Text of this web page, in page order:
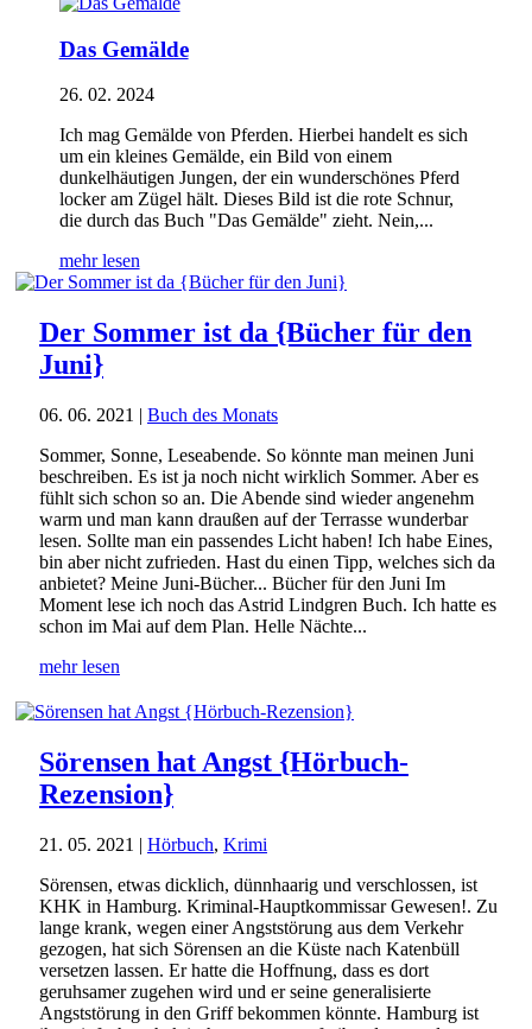
Das Gemälde
26. 02. 2024
Ich mag Gemälde von Pferden. Hierbei handelt es sich
um ein kleines Gemälde, ein Bild von einem
dunkelhäutigen Jungen, der ein wunderschönes Pferd
locker am Zügel hält. Dieses Bild ist die rote Schnur,
die durch das Buch "Das Gemälde" zieht. Nein,...
mehr lesen
Der Sommer ist da {Bücher für den
Juni}
06. 06. 2021 | Buch des Monats
Sommer, Sonne, Leseabende. So könnte man meinen Juni
beschreiben. Es ist ja noch nicht wirklich Sommer. Aber es
fühlt sich schon so an. Die Abende sind wieder angenehm
warm und man kann draußen auf der Terrasse wunderbar
lesen. Sollte man ein passendes Licht haben! Ich habe Eines,
bin aber nicht zufrieden. Hast du einen Tipp, welches sich da
anbietet? Meine Juni-Bücher... Bücher für den Juni Im
Moment lese ich noch das Astrid Lindgren Buch. Ich hatte es
schon im Mai auf dem Plan. Helle Nächte...
mehr lesen
Sörensen hat Angst {Hörbuch-
Rezension}
21. 05. 2021 | Hörbuch, Krimi
Sörensen, etwas dicklich, dünnhaarig und verschlossen, ist
KHK in Hamburg. Kriminal-Hauptkommissar Gewesen!. Zu
lange krank, wegen einer Angststörung aus dem Verkehr
gezogen, hat sich Sörensen an die Küste nach Katenbüll
versetzen lassen. Er hatte die Hoffnung, dass es dort
geruhsamer zugehen wird und er seine generalisierte
Angststörung in den Griff bekommen könnte. Hamburg ist